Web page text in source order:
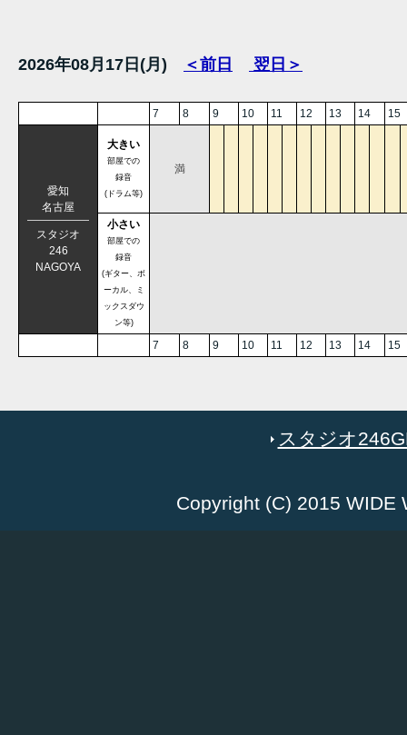
2026年08月17日(月) ＜前日 翌日＞
7 8 9 10 11 12 13 14 15
愛知
名古屋
スタジオ
246
NAGOYA
大きい
部屋での
録音
(ドラム等)
満
小さい
部屋での
録音
(ギター、ボ
ーカル、ミ
ックスダウ
ン等)
7 8 9 10 11 12 13 14 15
スタジオ
Copyright (C) 2015 WIDE